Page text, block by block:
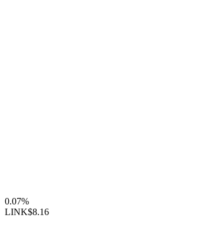
0.07%
LINK$8.16